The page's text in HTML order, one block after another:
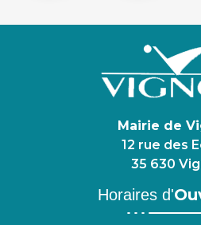
Mairie de
12 rue des
35 630
Horaires d'